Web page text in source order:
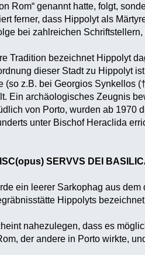
Rom“ genannt hatte, folgt,
ferner, dass Hippolyt als
bei zahlreichen
Tradition bezeichnet Hippolyt
dieser Stadt zu Hippolyt
(so z.B. bei Georgios Synkellos
Ein archäologisches Zeugnis
von Porto, wurden ab 1970
unter Bischof Heraclida
SERVVS DEI
ein leerer Sarkophag aus
Hippolyts
nahezulegen, dass es
der andere in Porto wirkte,